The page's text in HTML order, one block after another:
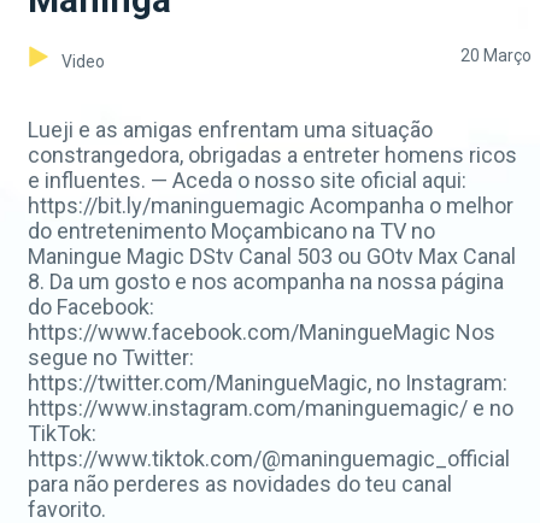
Video 20 Março
Lueji e as amigas enfrentam uma situação
constrangedora, obrigadas a entreter homens ricos
e influentes. — Aceda o nosso site oficial aqui:
https://bit.ly/maninguemagic Acompanha o melhor
do entretenimento Moçambicano na TV no
Maningue Magic DStv Canal 503 ou GOtv Max Canal
8. Da um gosto e nos acompanha na nossa página
do Facebook:
https://www.facebook.com/ManingueMagic Nos
segue no Twitter:
https://twitter.com/ManingueMagic, no Instagram:
https://www.instagram.com/maninguemagic/ e no
TikTok:
https://www.tiktok.com/@maninguemagic_official
para não perderes as novidades do teu canal
favorito.